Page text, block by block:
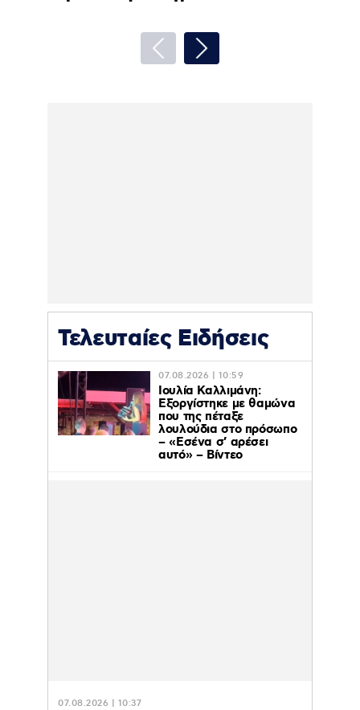
Τελευταίες Ειδήσεις
07.08.2026 | 10:59
Ιουλία Καλλιμάνη:
Εξοργίστηκε με θαμώνα
που της πέταξε
λουλούδια στο πρόσωπο
– «Εσένα σ’ αρέσει
αυτό» – Βίντεο
07.08.2026 | 10:37